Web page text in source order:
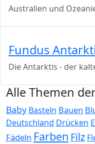
Australien und
Fundus
Die Antarktis - der
Alle Themen
Baby Basteln Bauen
Deutschland Drücken
Fädeln Farben Filz